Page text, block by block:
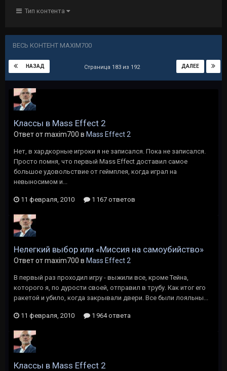
Тип контента
ВЕСЬ КОНТЕНТ MAXIM700
НАЗАД ДАЛЕЕ
Страница 183 из 192
Классы в Mass Effect 2
Ответ от maxim700 в Mass Effect 2
Нет, в хардкорные игроки я не записался. Пока не записался.
Просто помня, что первый Mass Effect доставил самое
большое удовольствие от геймплея, когда играл на
невыносимом и...
11 февраля, 2010 1 167 ответов
Нелегкий выбор или «Миссия на самоубийство»
Ответ от maxim700 в Mass Effect 2
В первый раз проходил игру - выжили все, кроме Тейна,
которого я, по дурости своей, отправил в трубу. Как итог его
ракетой и убило, когда закрывали двери. Все были лояльны...
11 февраля, 2010 1 964 ответа
Классы в Mass Effect 2